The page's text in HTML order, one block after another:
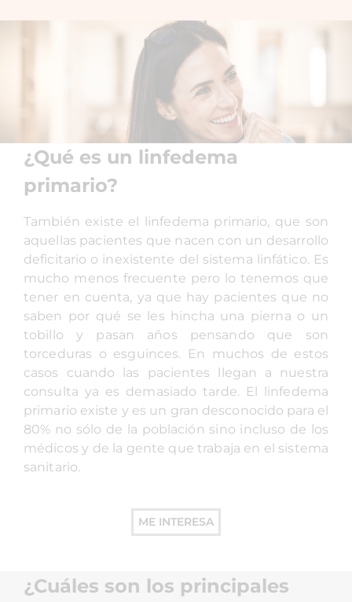
¿Qué es un linfedema
primario?
También existe el linfedema primario, que son
aquellas pacientes que nacen con un desarrollo
deficitario o inexistente del sistema linfático. Es
mucho menos frecuente pero lo tenemos que
tener en cuenta, ya que hay pacientes que no
saben por qué se les hincha una pierna o un
tobillo y pasan años pensando que son
torceduras o esguinces. En muchos de estos
casos cuando las pacientes llegan a nuestra
consulta ya es demasiado tarde. El linfedema
primario existe y es un gran desconocido para el
80% no sólo de la población sino incluso de los
médicos y de la gente que trabaja en el sistema
sanitario.
ME INTERESA
¿Cuáles son los principales